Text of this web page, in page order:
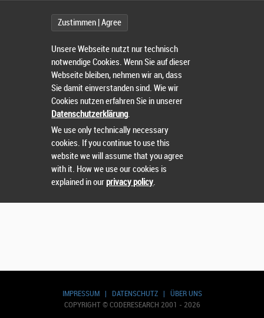
IMPRESSUM| DATENSCHUTZ| ÜBER UNS
COPYRIGHT © CODERESEARCH 2001 - 2026
Wählen Sie einen Wettbewerb.
Zustimmen | Agree
Unsere Webseite nutzt nur technisch
notwendige Cookies. Wenn Sie auf dieser
Webseite bleiben, nehmen wir an, dass
Sie damit einverstanden sind. Wie wir
Cookies nutzen erfahren Sie in unserer
Datenschutzerklärung.
We use only technically necessary
cookies. If you continue to use this
website we will assume that you agree
with it. How we use our cookies is
explained in ourprivacy policy.